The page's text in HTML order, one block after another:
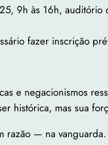
9h às 16h, auditório
fazer inscrição
e negacionismos
histórica, mas sua
razão — na vanguarda.